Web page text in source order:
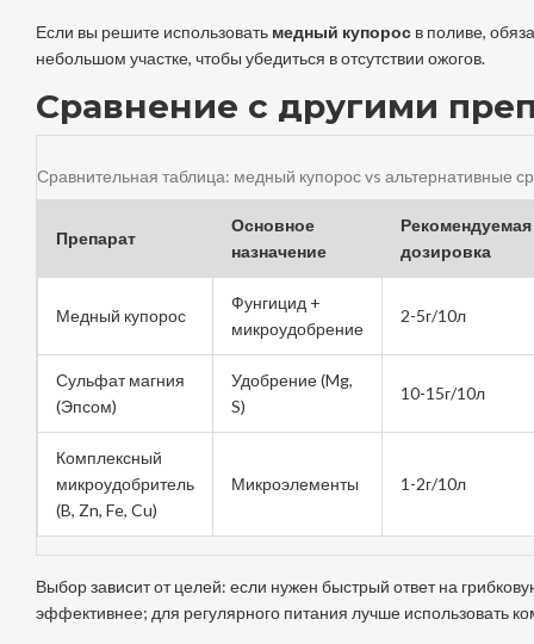
Если вы решите использовать медный купоросв поливе,
небольшом участке, чтобы убедиться в отсутствии ожогов.
Сравнение с другими
Сравнительная таблица: медный купорос vs альтернативные
Препарат
Основное
назначение
Рекомендуемая
дозировка
Медный купорос
Фунгицид +
микроудобрение
2-5г/10л
Сульфат магния
(Эпсом)
Удобрение (Mg,
S)
10-15г/10л
Комплексный
микроудобритель
(B, Zn, Fe, Cu)
Микроэлементы 1-2г/10л
Выбор зависит от целей: если нужен быстрый ответ на
эффективнее; для регулярного питания лучше использовать